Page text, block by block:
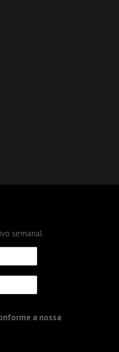
semanal
a nossa